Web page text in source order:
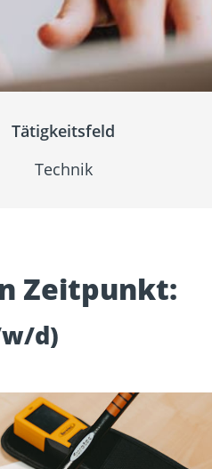
Schraubfundamente
Tätigkeitsfeld
Technik
Zeitpunkt:
d)